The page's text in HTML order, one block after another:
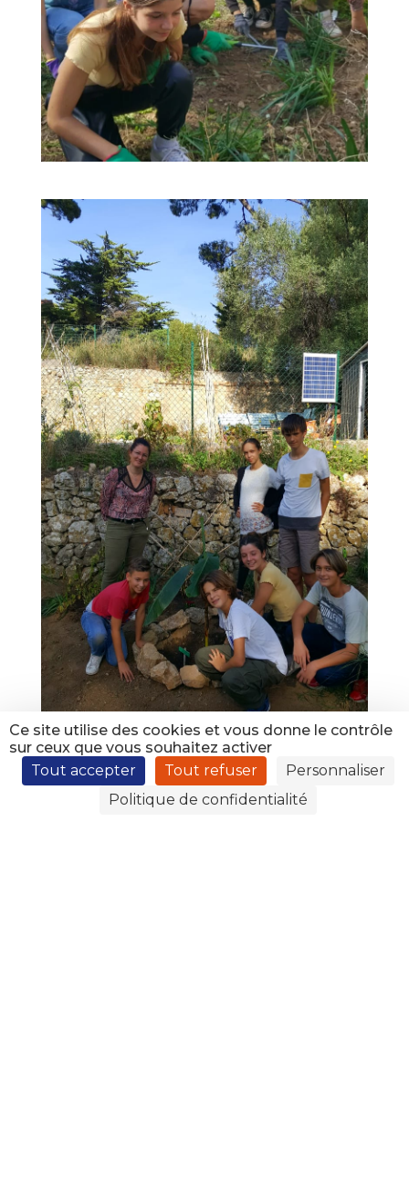
Ce site utilise des cookies et vous donne le contrôle
sur ceux que vous souhaitez activer
Tout accepter
Tout refuser
Personnaliser
Politique de confidentialité